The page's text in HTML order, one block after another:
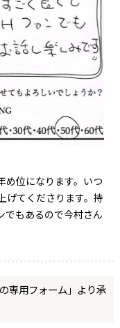
め位になります。いつ
げてくださります。持
でもあるので今村さん
専用フォーム」より承